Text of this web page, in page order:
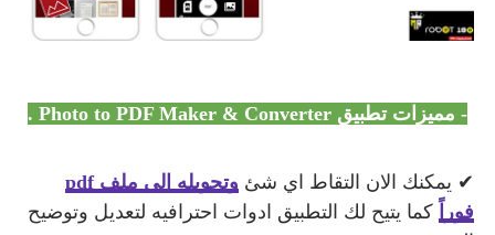
- مميزاتتطبيق Photo to PDF Maker & Converter .
✔ يمكنك الان التقاط اي شئ
وتحويله الي ملف pdf
فوراً
كما يتيح لك التطبيق ادوات احترافيه لتعديل وتوضيح